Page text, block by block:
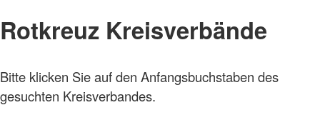
Rotkreuz Kreisverbände
Bitte klicken Sie auf den Anfangsbuchstaben des
gesuchten Kreisverbandes.